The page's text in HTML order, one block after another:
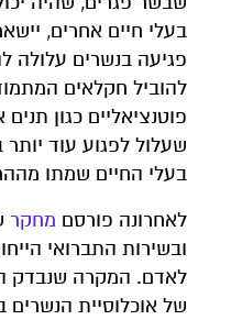
בעלי חיים אחרים,
פגיעה בנשרים עלולה
להוביל חקלאים
פוטנציאליים כגון
שעלול לפגוע עוד יותר
בעלי החיים שמתו
לאחרונה פורסם מחקר
ובשירות התברואי
לאדם. המקרה שנבדק
של אוכלוסיית